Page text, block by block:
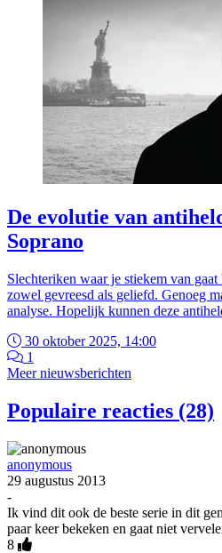
De evolutie van
Soprano
Slechteriken waar je stiekem van
zowel gevreesd als geliefd. Genoeg
analyse. Hopelijk kunnen deze
30 oktober 2025, 14:00
1
Meer nieuwsberichten
Populaire reacties (28)
anonymous
29 augustus 2013
-
Ik vind dit ook de beste serie in dit
paar keer bekeken en gaat niet
8